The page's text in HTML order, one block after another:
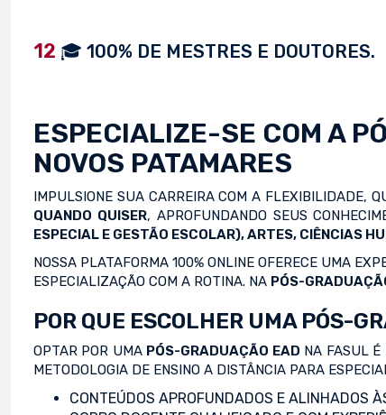
12 🎓 100% DE MESTRES E DOUTORES.
ESPECIALIZE-SE COM A
NOVOS PATAMARES
IMPULSIONE SUA CARREIRA COM A FLEXIBILIDADE,
QUANDO QUISER, APROFUNDANDO SEUS
ESPECIAL E GESTÃO ESCOLAR), ARTES, CIÊNCIAS
NOSSA PLATAFORMA 100% ONLINE OFERECE UMA
ESPECIALIZAÇÃO COM A ROTINA. NA PÓS-
POR QUE ESCOLHER UMA PÓS-
OPTAR POR UMA PÓS-GRADUAÇÃO EAD NA FASUL É
METODOLOGIA DE ENSINO A DISTÂNCIA PARA
CONTEÚDOS APROFUNDADOS E ALINHADOS